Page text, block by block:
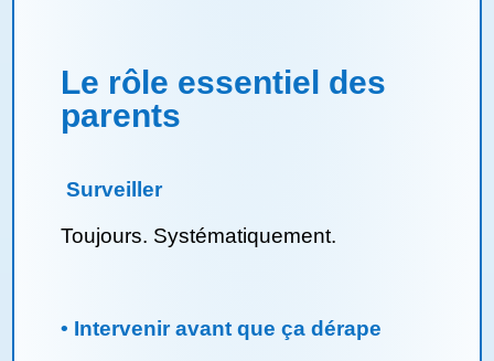
Le rôle essentiel des
parents
Surveiller
Toujours. Systématiquement.
• Intervenir avant que ça dérape